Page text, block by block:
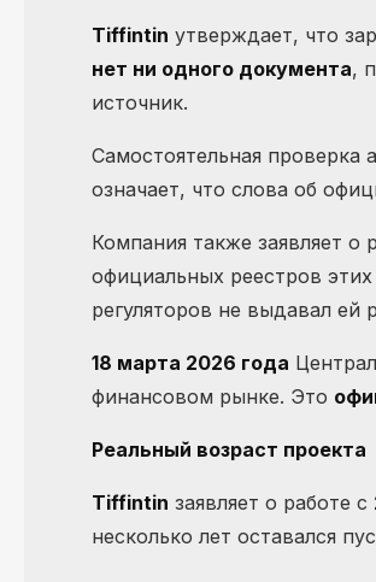
Tiffintin утверждает, что
нет ни одного документа,
источник.
Самостоятельная проверка
означает, что слова об
Компания также заявляет о
официальных реестров этих
регуляторов не выдавал ей
18 марта 2026 года
финансовом рынке. Это
Реальный возраст проекта
Tiffintin заявляет о работе с
несколько лет оставался